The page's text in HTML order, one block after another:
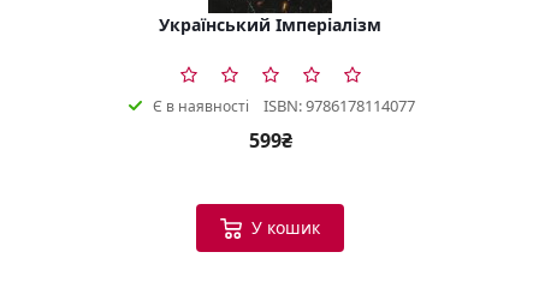
Український Імперіалізм
Є в наявності ISBN: 9786178114077
599₴
У кошик